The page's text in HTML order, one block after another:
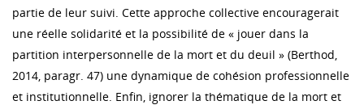
partie de leur suivi. Cette approche collective encouragerait
une réelle solidarité et la possibilité de « jouer dans la
partition interpersonnelle de la mort et du deuil » (Berthod,
2014, paragr. 47) une dynamique de cohésion professionnelle
et institutionnelle. Enfin, ignorer la thématique de la mort et